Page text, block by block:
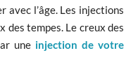
avec l’âge. Les injections
des tempes. Le creux des
une injection de votre